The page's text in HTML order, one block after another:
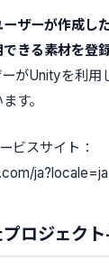
ーザーが作成し
きる素材を登
がUnityを利用
す。
ビスサイト：
ロジェク